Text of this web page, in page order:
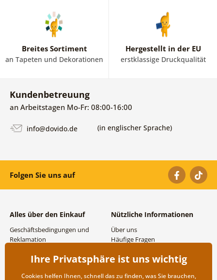
Breites Sortiment
an Tapeten und Dekorationen
Hergestellt in der EU
erstklassige Druckqualität
Kundenbetreuung
an Arbeitstagen Mo-Fr: 08:00-16:00
info@dovido.de (in englischer Sprache)
Folgen Sie uns auf
Alles über den Einkauf
Geschäftsbedingungen und
Reklamation
Versand- und
Rücksendung der Ware
Nützliche Informationen
Über uns
Häufige Fragen
Großhandel und
Ihre Privatsphäre ist uns wichtig
Cookies helfen Ihnen, schnell das zu finden, was Sie brauchen,